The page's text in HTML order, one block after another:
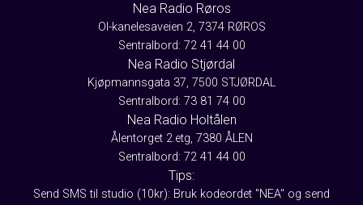
Nea Radio Røros
Ol-kanelesaveien 2, 7374 RØROS
Sentralbord: 72 41 44 00
Nea Radio Stjørdal
Kjøpmannsgata 37, 7500 STJØRDAL
Sentralbord: 73 81 74 00
Nea Radio Holtålen
Ålentorget 2.etg, 7380 ÅLEN
Sentralbord: 72 41 44 00
Tips:
Send SMS til studio (10kr): Bruk kodeordet "NEA" og send